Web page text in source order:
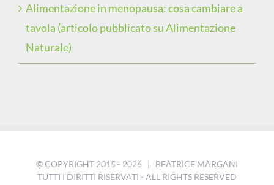
Alimentazione in menopausa: cosa cambiare a
tavola (articolo pubblicato su Alimentazione
Naturale)
© COPYRIGHT 2015 - 2026 | BEATRICE MARGANI
TUTTI I DIRITTI RISERVATI - ALL RIGHTS RESERVED